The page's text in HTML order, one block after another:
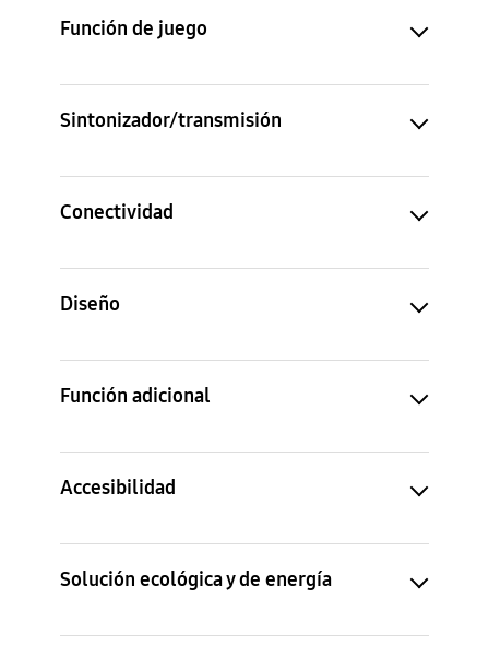
Función de juego
Sintonizador/transmisión
Conectividad
Diseño
Función adicional
Accesibilidad
Solución ecológica y de energía